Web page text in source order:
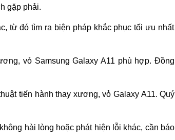
kỹ chế độ bảo hành.
gặp phải.
từ đó tìm ra biện pháp khắc phục tối ưu